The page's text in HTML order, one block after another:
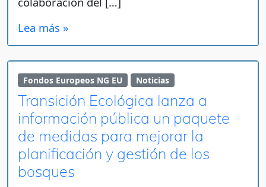
Lea más »
Fondos Europeos NG EU Noticias
Transición Ecológica lanza a
información pública un paquete
de medidas para mejorar la
planificación y gestión de los
bosques